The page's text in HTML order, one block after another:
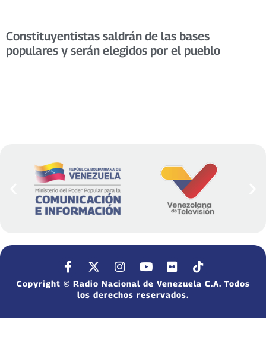
Constituyentistas saldrán de las bases
populares y serán elegidos por el pueblo
Copyright © Radio Nacional de Venezuela C.A. Todos
los derechos reservados.